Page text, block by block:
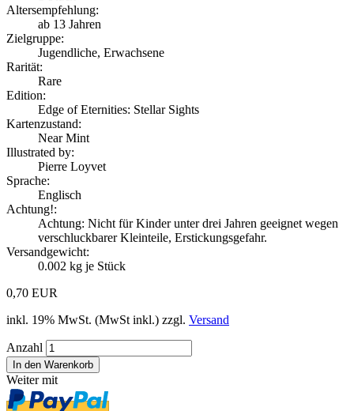
Altersempfehlung:
ab 13 Jahren
Zielgruppe:
Jugendliche, Erwachsene
Rarität:
Rare
Edition:
Edge of Eternities: Stellar Sights
Kartenzustand:
Near Mint
Illustrated by:
Pierre Loyvet
Sprache:
Englisch
Achtung!:
Achtung: Nicht für Kinder unter drei Jahren geeignet wegen
verschluckbarer Kleinteile, Erstickungsgefahr.
Versandgewicht:
0.002 kg je Stück
0,70 EUR
inkl. 19% MwSt. (MwSt inkl.) zzgl. Versand
Anzahl
Weiter mit